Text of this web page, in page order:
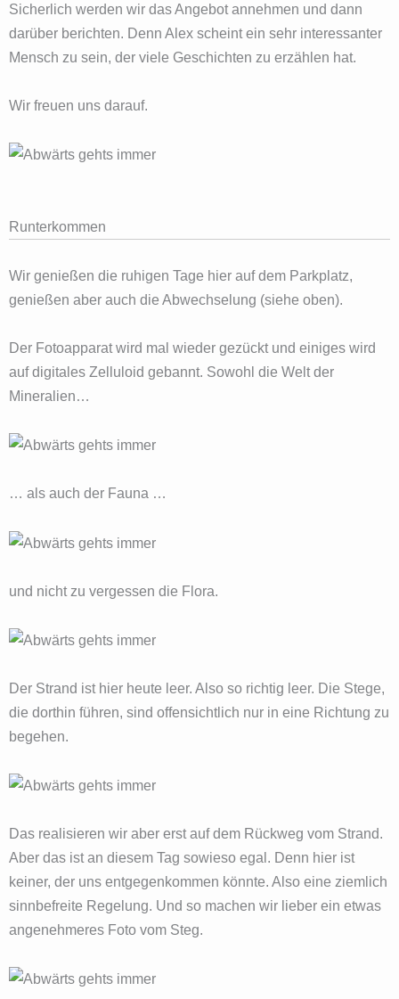
Sicherlich werden wir das Angebot annehmen und dann
darüber berichten. Denn Alex scheint ein sehr interessanter
Mensch zu sein, der viele Geschichten zu erzählen hat.
Wir freuen uns darauf.
Runterkommen
Wir genießen die ruhigen Tage hier auf dem Parkplatz,
genießen aber auch die Abwechselung (siehe oben).
Der Fotoapparat wird mal wieder gezückt und einiges wird
auf digitales Zelluloid gebannt. Sowohl die Welt der
Mineralien…
… als auch der Fauna …
und nicht zu vergessen die Flora.
Der Strand ist hier heute leer. Also so richtig leer. Die Stege,
die dorthin führen, sind offensichtlich nur in eine Richtung zu
begehen.
Das realisieren wir aber erst auf dem Rückweg vom Strand.
Aber das ist an diesem Tag sowieso egal. Denn hier ist
keiner, der uns entgegenkommen könnte. Also eine ziemlich
sinnbefreite Regelung. Und so machen wir lieber ein etwas
angenehmeres Foto vom Steg.